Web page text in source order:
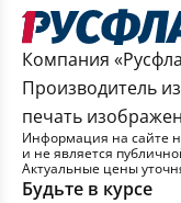
Компания
Производитель
печать
Информация на сайте
и не является
Актуальные цены
Будьте в курсе